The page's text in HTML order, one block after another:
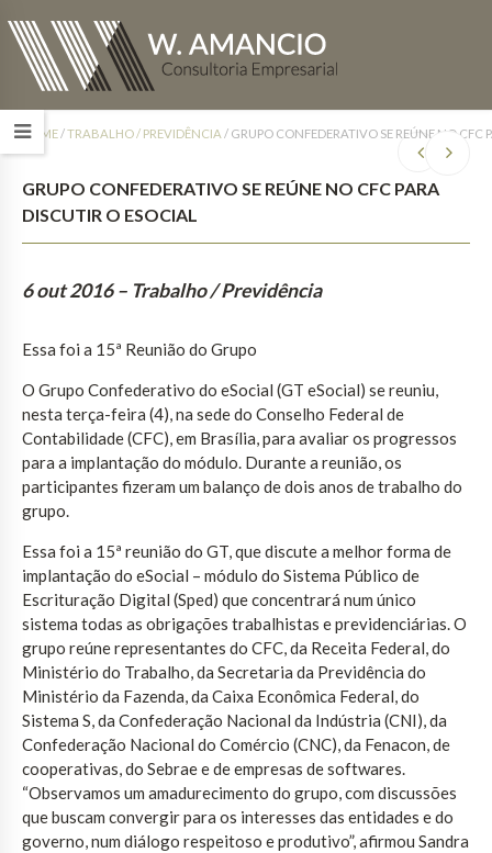
HOME/TRABALHO / PREVIDÊNCIA / GRUPO CONFEDERATIVO SE REÚNE NO CFC
GRUPO CONFEDERATIVO SE REÚNE NO CFC PARA
DISCUTIR O ESOCIAL
6 out 2016 – Trabalho / Previdência
Essa foi a 15ª Reunião do Grupo
O Grupo Confederativo do eSocial (GT eSocial) se reuniu,
nesta terça-feira (4), na sede do Conselho Federal de
Contabilidade (CFC), em Brasília, para avaliar os progressos
para a implantação do módulo. Durante a reunião, os
participantes fizeram um balanço de dois anos de trabalho do
grupo.
Essa foi a 15ª reunião do GT, que discute a melhor forma de
implantação do eSocial – módulo do Sistema Público de
Escrituração Digital (Sped) que concentrará num único
sistema todas as obrigações trabalhistas e previdenciárias. O
grupo reúne representantes do CFC, da Receita Federal, do
Ministério do Trabalho, da Secretaria da Previdência do
Ministério da Fazenda, da Caixa Econômica Federal, do
Sistema S, da Confederação Nacional da Indústria (CNI), da
Confederação Nacional do Comércio (CNC), da Fenacon, de
cooperativas, do Sebrae e de empresas de softwares.
“Observamos um amadurecimento do grupo, com discussões
que buscam convergir para os interesses das entidades e do
governo, num diálogo respeitoso e produtivo”, afirmou Sandra